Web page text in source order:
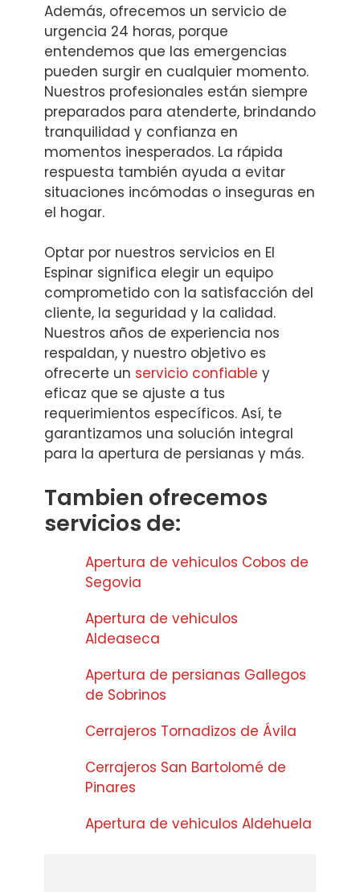
Además, ofrecemos un servicio de
urgencia 24 horas, porque
entendemos que las emergencias
pueden surgir en cualquier momento.
Nuestros profesionales están siempre
preparados para atenderte, brindando
tranquilidad y confianza en
momentos inesperados. La rápida
respuesta también ayuda a evitar
situaciones incómodas o inseguras en
el hogar.
Optar por nuestros servicios en El
Espinar significa elegir un equipo
comprometido con la satisfacción del
cliente, la seguridad y la calidad.
Nuestros años de experiencia nos
respaldan, y nuestro objetivo es
ofrecerte un servicio confiable y
eficaz que se ajuste a tus
requerimientos específicos. Así, te
garantizamos una solución integral
para la apertura de persianas y más.
Tambien ofrecemos
servicios de:
Apertura de vehiculos Cobos de
Segovia
Apertura de vehiculos
Aldeaseca
Apertura de persianas Gallegos
de Sobrinos
Cerrajeros Tornadizos de Ávila
Cerrajeros San Bartolomé de
Pinares
Apertura de vehiculos Aldehuela